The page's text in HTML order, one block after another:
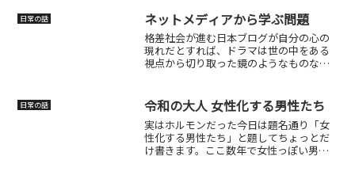
たので、大き...
日常の話 ネットメディアから学ぶ問題
格差社会が進む日本ブログが自分の心の
現れだとすれば、ドラマは世の中をある
視点から切り取った鏡のようなものなの
のまま文章に滲み出ます。怒ったり、自
論を展開したり、決めつけ...
日常の話 令和の大人 女性化する男性たち
実はホルモンだった今日は題名通り「女
性化する男性たち」と題してちょっとだ
け書きます。ここ数年で女性っぽい男性